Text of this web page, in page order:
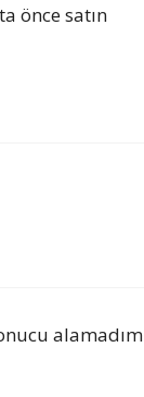
önce satın
alamadım